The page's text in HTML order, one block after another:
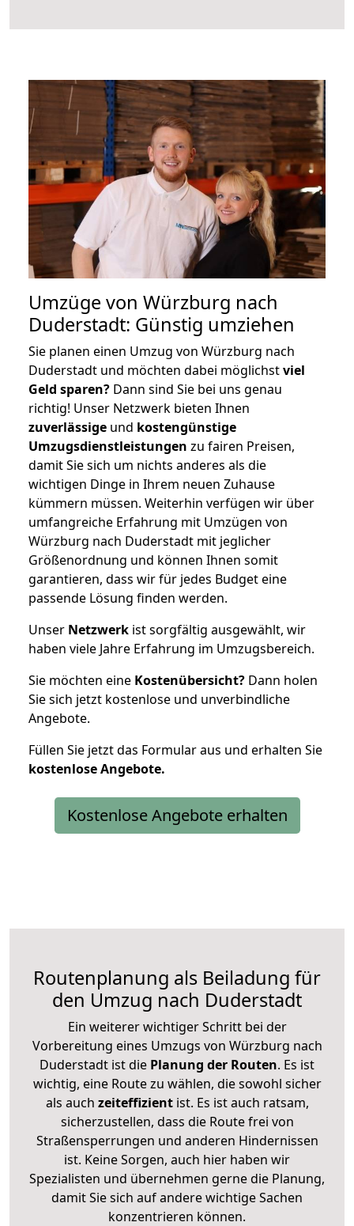
Umzüge von Würzburg nach
Duderstadt: Günstig umziehen
Sie planen einen Umzug von Würzburg nach
Duderstadt und möchten dabei möglichstviel
Geld sparen? Dann sind Sie bei uns genau
richtig! Unser Netzwerk bieten Ihnen
zuverlässige und kostengünstige
Umzugsdienstleistungen zu fairen Preisen,
damit Sie sich um nichts anderes als die
wichtigen Dinge in Ihrem neuen Zuhause
kümmern müssen. Weiterhin verfügen wir über
umfangreiche Erfahrung mit Umzügen von
Würzburg nach Duderstadt mit jeglicher
Größenordnung und können Ihnen somit
garantieren, dass wir für jedes Budget eine
passende Lösung finden werden.
Unser Netzwerk ist sorgfältig ausgewählt, wir
haben viele Jahre Erfahrung im Umzugsbereich.
Sie möchten eine Kostenübersicht? Dann holen
Sie sich jetzt kostenlose und unverbindliche
Angebote.
Füllen Sie jetzt das Formular aus und erhalten Sie
kostenloseAngebote.
Kostenlose Angebote erhalten
Routenplanung als Beiladung für
den Umzug nach Duderstadt
Ein weiterer wichtiger Schritt bei der
Vorbereitung eines Umzugs von Würzburg nach
Duderstadt ist die Planung der Routen. Es ist
wichtig, eine Route zu wählen, die sowohl sicher
als auch zeiteffizientist. Es ist auch ratsam,
sicherzustellen, dass die Route frei von
Straßensperrungen und anderen Hindernissen
ist. Keine Sorgen, auch hier haben wir
Spezialisten und übernehmen gerne die Planung,
damit Sie sich auf andere wichtige Sachen
konzentrieren können.